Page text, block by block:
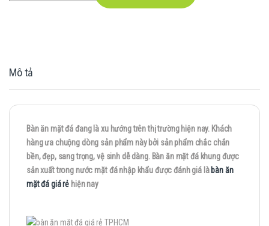
Mô tả
Bàn ăn mặt đá đang là xu hướng trên thị trường hiện nay. Khách
hàng ưa chuộng dòng sản phẩm này bởi sản phẩm chắc chắn
bền, đẹp, sang trọng, vệ sinh dễ dàng. Bàn ăn mặt đá khung được
sản xuất trong nước mặt đá nhập khẩu được đánh giá là bàn ăn
mặt đá giá rẻ hiện nay